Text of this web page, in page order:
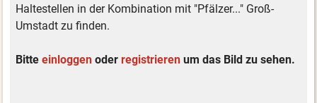
Haltestellen in der Kombination mit "Pfälzer..." Groß-
Umstadt zu finden.
Bitteeinloggen oderregistrieren um das Bild zu sehen.